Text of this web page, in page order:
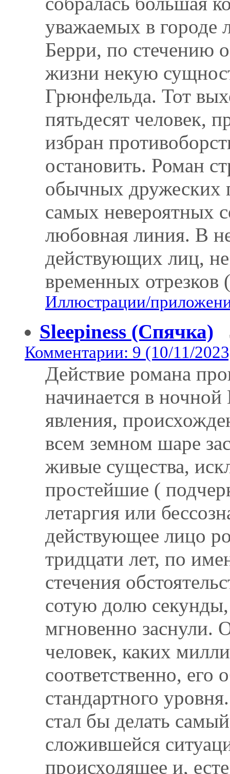
уважаемых в городе
Берри, по стечению
жизни некую
Грюнфельда. Тот
пятьдесят человек,
избран
остановить. Роман
обычных дружеских
самых невероятных
любовная линия. В
действующих лиц,
временных отрезков
Иллюстрации/
Sleepiness (Спячка)
Комментарии: 9 (10/11/
Действие романа
начинается в
явления,
всем земном шаре
живые существа,
простейшие (
летаргия или
действующее лицо
тридцати лет, по
стечения
сотую долю
мгновенно
человек, каких
соответственно, его
стандартного
стал бы делать
сложившейся
происходящее и,